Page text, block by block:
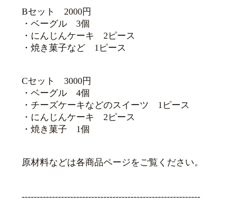
Bセット 2000円
・ベーグル 3個
・にんじんケーキ 2ピース
・焼き菓子など 1ピース
Cセット 3000円
・ベーグル 4個
・チーズケーキなどのスイーツ 1ピース
・にんじんケーキ 2ピース
・焼き菓子 1個
原材料などは各商品ページをご覧ください。
-----------------------------------------------------------